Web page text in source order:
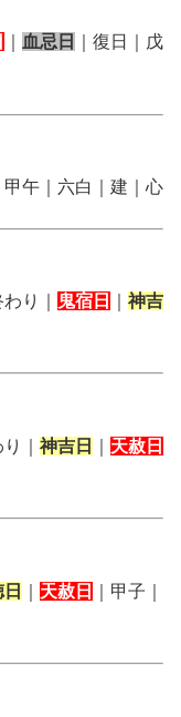
血忌日
｜復日｜戊
甲午｜六白｜建｜心
り｜ 鬼宿日
神吉
｜ 神吉日
天赦日
天赦日
｜甲子｜